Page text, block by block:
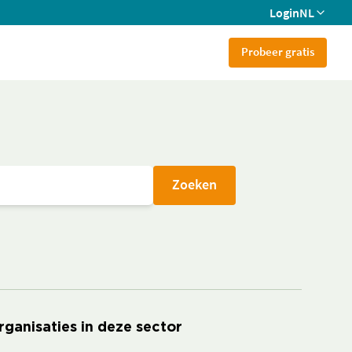
LoginNL
Probeer gratis
Zoeken
in deze sector